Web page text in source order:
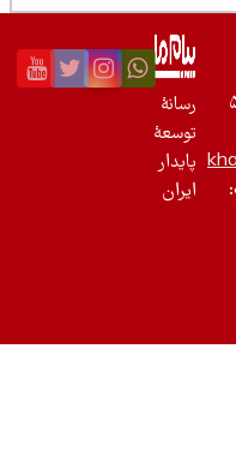
رسانۀ
توسعۀ
پایدار
ایران